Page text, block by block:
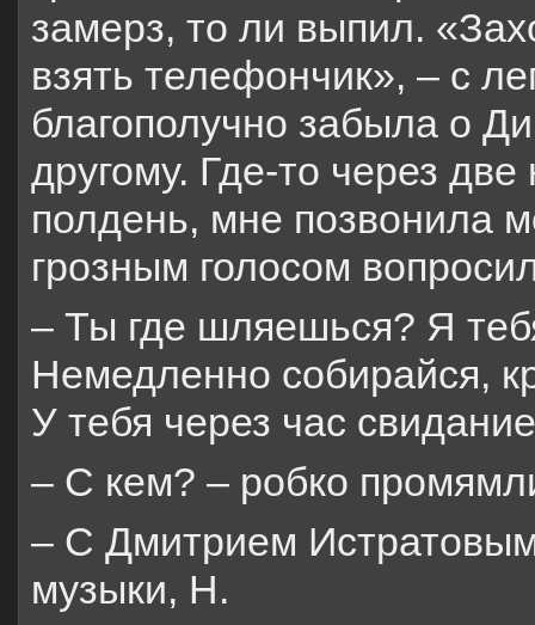
замерз, то ли выпил.
взять телефончик», – с
благополучно забыла о
другому. Где-то через
полдень, мне позвонила
грозным голосом
– Ты где шляешься? Я
Немедленно собирайся,
У тебя через час
– С кем? – робко
– С Дмитрием
музыки, Н.